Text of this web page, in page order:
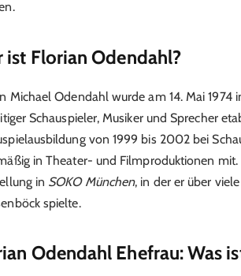
ist Florian Odendahl?
Michael Odendahl wurde am 14. Mai
Schauspieler, Musiker und Sprecher
von 1999 bis 2002 bei
in Theater- und Filmproduktionen
in SOKO München, in der er über
spielte.
Odendahl Ehefrau: Was